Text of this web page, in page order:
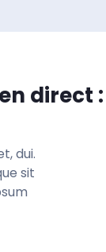
direct :
dui.
sit